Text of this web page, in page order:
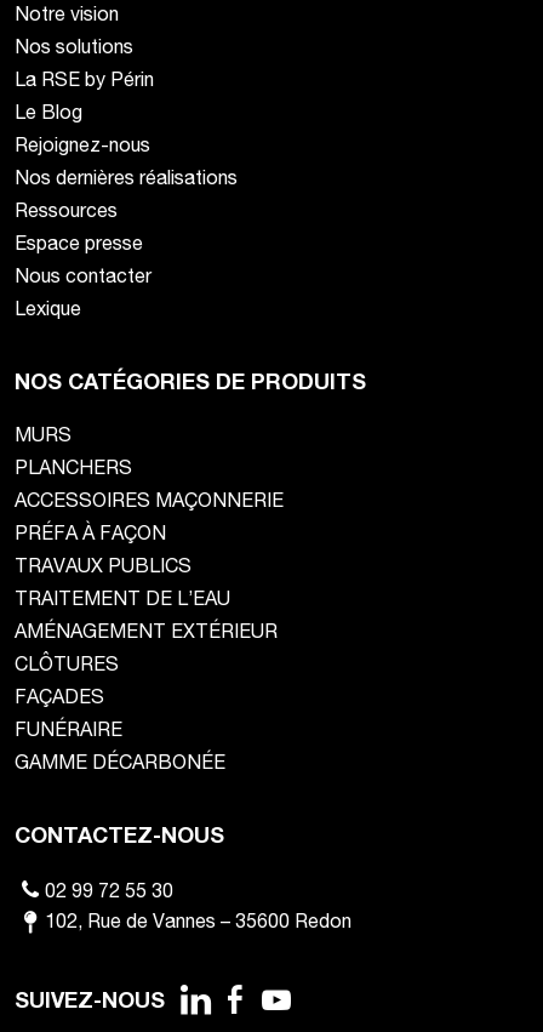
Notre vision
Nos solutions
La RSE by Périn
Le Blog
Rejoignez-nous
Nos dernières réalisations
Ressources
Espace presse
Nous contacter
Lexique
NOS CATÉGORIES DE PRODUITS
MURS
PLANCHERS
ACCESSOIRES MAÇONNERIE
PRÉFA À FAÇON
TRAVAUX PUBLICS
TRAITEMENT DE L’EAU
AMÉNAGEMENT EXTÉRIEUR
CLÔTURES
FAÇADES
FUNÉRAIRE
GAMME DÉCARBONÉE
CONTACTEZ-NOUS
02 99 72 55 30
102, Rue de Vannes –35600 Redon
SUIVEZ-NOUS